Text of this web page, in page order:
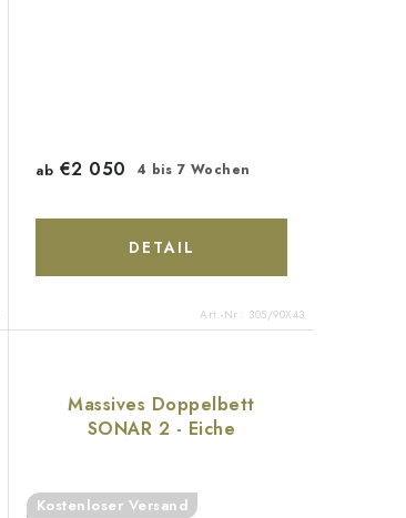
4 bis 7 Wochen
ab €2 050
DETAIL
Art.-Nr.: 305/90X43
Massives Doppelbett
SONAR 2 - Eiche
Kostenloser Versand